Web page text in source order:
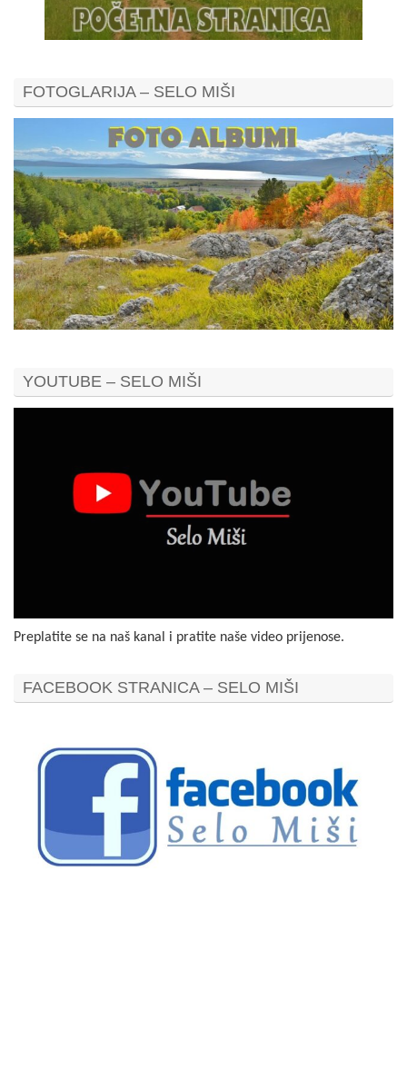
FOTOGLARIJA – SELO MIŠI
YOUTUBE – SELO MIŠI
Preplatite se na naš kanal i pratite naše video prijenose.
FACEBOOK STRANICA – SELO MIŠI